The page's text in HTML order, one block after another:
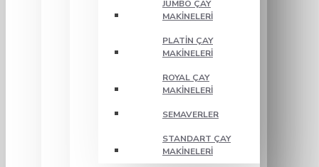
JUMBO ÇAY
MAKINELERI
PLATIN ÇAY
MAKINELERI
ROYAL ÇAY
MAKINELERI
SEMAVERLER
STANDART ÇAY
MAKINELERI